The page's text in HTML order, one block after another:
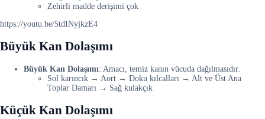
Zehirli madde derişimi çok
https://youtu.be/5tdINyjkzE4
Büyük Kan Dolaşımı
Büyük Kan Dolaşımı: Amacı, temiz kanın vücuda dağılmasıdır.
Sol karıncık → Aort → Doku kılcalları → Alt ve Üst Ana
Toplar Damarı → Sağ kulakçık
Küçük Kan Dolaşımı